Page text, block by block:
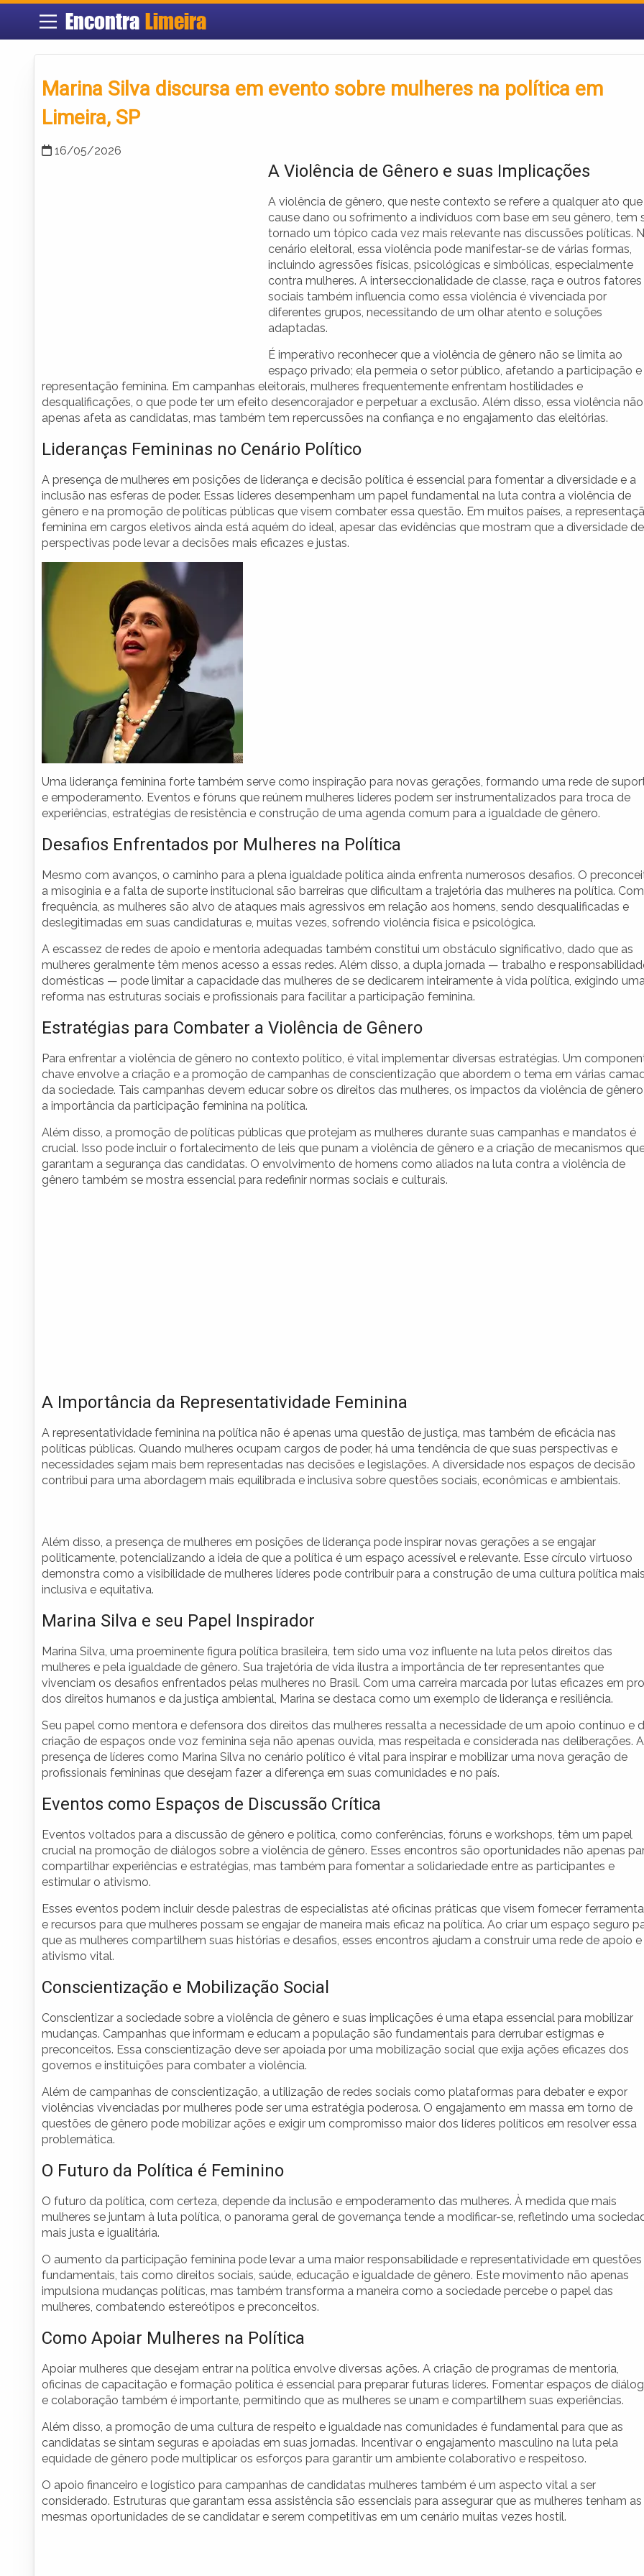
Encontra Limeira
Marina Silva discursa em evento sobre mulheres na política em
Limeira, SP
16/05/2026
A Violência de Gênero e suas Implicações
A violência de gênero, que neste contexto se refere a qualquer ato que
cause dano ou sofrimento a indivíduos com base em seu gênero, tem
tornado um tópico cada vez mais relevante nas discussões políticas.
cenário eleitoral, essa violência pode manifestar-se de várias formas,
incluindo agressões físicas, psicológicas e simbólicas, especialmente
contra mulheres. A interseccionalidade de classe, raça e outros fatores
sociais também influencia como essa violência é vivenciada por
diferentes grupos, necessitando de um olhar atento e soluções
adaptadas.
É imperativo reconhecer que a violência de gênero não se limita ao
espaço privado; ela permeia o setor público, afetando a participação e
representação feminina. Em campanhas eleitorais, mulheres frequentemente enfrentam hostilidades e
desqualificações, o que pode ter um efeito desencorajador e perpetuar a exclusão. Além disso, essa violência não
apenas afeta as candidatas, mas também tem repercussões na confiança e no engajamento das eleitórias.
Lideranças Femininas no Cenário Político
A presença de mulheres em posições de liderança e decisão política é essencial para fomentar a diversidade e a
inclusão nas esferas de poder. Essas líderes desempenham um papel fundamental na luta contra a violência de
gênero e na promoção de políticas públicas que visem combater essa questão. Em muitos países, a
feminina em cargos eletivos ainda está aquém do ideal, apesar das evidências que mostram que a diversidade de
perspectivas pode levar a decisões mais eficazes e justas.
Uma liderança feminina forte também serve como inspiração para novas gerações, formando uma rede de
e empoderamento. Eventos e fóruns que reúnem mulheres líderes podem ser instrumentalizados para troca de
experiências, estratégias de resistência e construção de uma agenda comum para a igualdade de gênero.
Desafios Enfrentados por Mulheres na Política
Mesmo com avanços, o caminho para a plena igualdade política ainda enfrenta numerosos desafios. O
a misoginia e a falta de suporte institucional são barreiras que dificultam a trajetória das mulheres na política. Com
frequência, as mulheres são alvo de ataques mais agressivos em relação aos homens, sendo desqualificadas e
deslegitimadas em suas candidaturas e, muitas vezes, sofrendo violência física e psicológica.
A escassez de redes de apoio e mentoria adequadas também constitui um obstáculo significativo, dado que as
mulheres geralmente têm menos acesso a essas redes. Além disso, a dupla jornada — trabalho e
domésticas — pode limitar a capacidade das mulheres de se dedicarem inteiramente à vida política, exigindo
reforma nas estruturas sociais e profissionais para facilitar a participação feminina.
Estratégias para Combater a Violência de Gênero
Para enfrentar a violência de gênero no contexto político, é vital implementar diversas estratégias. Um
chave envolve a criação e a promoção de campanhas de conscientização que abordem o tema em várias
da sociedade. Tais campanhas devem educar sobre os direitos das mulheres, os impactos da violência de
a importância da participação feminina na política.
Além disso, a promoção de políticas públicas que protejam as mulheres durante suas campanhas e mandatos é
crucial. Isso pode incluir o fortalecimento de leis que punam a violência de gênero e a criação de mecanismos
garantam a segurança das candidatas. O envolvimento de homens como aliados na luta contra a violência de
gênero também se mostra essencial para redefinir normas sociais e culturais.
A Importância da Representatividade Feminina
A representatividade feminina na política não é apenas uma questão de justiça, mas também de eficácia nas
políticas públicas. Quando mulheres ocupam cargos de poder, há uma tendência de que suas perspectivas e
necessidades sejam mais bem representadas nas decisões e legislações. A diversidade nos espaços de decisão
contribui para uma abordagem mais equilibrada e inclusiva sobre questões sociais, econômicas e ambientais.
Além disso, a presença de mulheres em posições de liderança pode inspirar novas gerações a se engajar
politicamente, potencializando a ideia de que a política é um espaço acessível e relevante. Esse círculo virtuoso
demonstra como a visibilidade de mulheres líderes pode contribuir para a construção de uma cultura política
inclusiva e equitativa.
Marina Silva e seu Papel Inspirador
Marina Silva, uma proeminente figura política brasileira, tem sido uma voz influente na luta pelos direitos das
mulheres e pela igualdade de gênero. Sua trajetória de vida ilustra a importância de ter representantes que
vivenciam os desafios enfrentados pelas mulheres no Brasil. Com uma carreira marcada por lutas eficazes em pro
dos direitos humanos e da justiça ambiental, Marina se destaca como um exemplo de liderança e resiliência.
Seu papel como mentora e defensora dos direitos das mulheres ressalta a necessidade de um apoio contínuo e
criação de espaços onde voz feminina seja não apenas ouvida, mas respeitada e considerada nas deliberações. A
presença de líderes como Marina Silva no cenário político é vital para inspirar e mobilizar uma nova geração de
profissionais femininas que desejam fazer a diferença em suas comunidades e no país.
Eventos como Espaços de Discussão Crítica
Eventos voltados para a discussão de gênero e política, como conferências, fóruns e workshops, têm um papel
crucial na promoção de diálogos sobre a violência de gênero. Esses encontros são oportunidades não apenas
compartilhar experiências e estratégias, mas também para fomentar a solidariedade entre as participantes e
estimular o ativismo.
Esses eventos podem incluir desde palestras de especialistas até oficinas práticas que visem fornecer
e recursos para que mulheres possam se engajar de maneira mais eficaz na política. Ao criar um espaço seguro
que as mulheres compartilhem suas histórias e desafios, esses encontros ajudam a construir uma rede de apoio e
ativismo vital.
Conscientização e Mobilização Social
Conscientizar a sociedade sobre a violência de gênero e suas implicações é uma etapa essencial para mobilizar
mudanças. Campanhas que informam e educam a população são fundamentais para derrubar estigmas e
preconceitos. Essa conscientização deve ser apoiada por uma mobilização social que exija ações eficazes dos
governos e instituições para combater a violência.
Além de campanhas de conscientização, a utilização de redes sociais como plataformas para debater e expor
violências vivenciadas por mulheres pode ser uma estratégia poderosa. O engajamento em massa em torno de
questões de gênero pode mobilizar ações e exigir um compromisso maior dos líderes políticos em resolver essa
problemática.
O Futuro da Política é Feminino
O futuro da política, com certeza, depende da inclusão e empoderamento das mulheres. À medida que mais
mulheres se juntam à luta política, o panorama geral de governança tende a modificar-se, refletindo uma
mais justa e igualitária.
O aumento da participação feminina pode levar a uma maior responsabilidade e representatividade em questões
fundamentais, tais como direitos sociais, saúde, educação e igualdade de gênero. Este movimento não apenas
impulsiona mudanças políticas, mas também transforma a maneira como a sociedade percebe o papel das
mulheres, combatendo estereótipos e preconceitos.
Como Apoiar Mulheres na Política
Apoiar mulheres que desejam entrar na política envolve diversas ações. A criação de programas de mentoria,
oficinas de capacitação e formação política é essencial para preparar futuras líderes. Fomentar espaços de
e colaboração também é importante, permitindo que as mulheres se unam e compartilhem suas experiências.
Além disso, a promoção de uma cultura de respeito e igualdade nas comunidades é fundamental para que as
candidatas se sintam seguras e apoiadas em suas jornadas. Incentivar o engajamento masculino na luta pela
equidade de gênero pode multiplicar os esforços para garantir um ambiente colaborativo e respeitoso.
O apoio financeiro e logístico para campanhas de candidatas mulheres também é um aspecto vital a ser
considerado. Estruturas que garantam essa assistência são essenciais para assegurar que as mulheres tenham as
mesmas oportunidades de se candidatar e serem competitivas em um cenário muitas vezes hostil.